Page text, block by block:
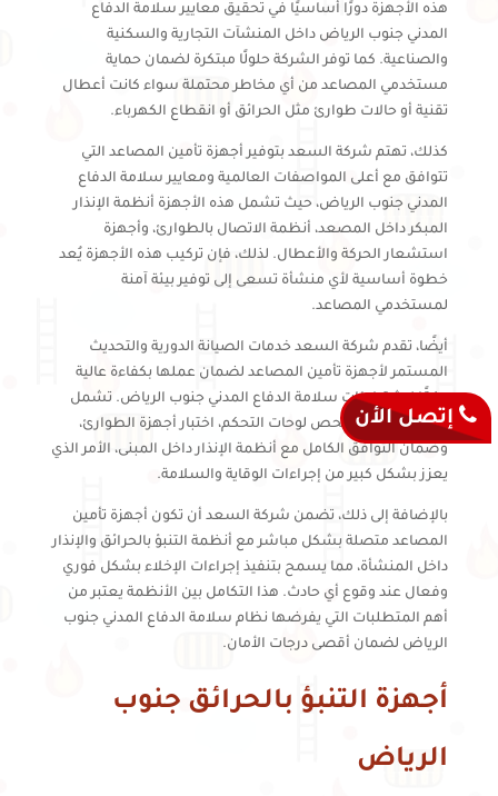
هذه الأجهزة دورًا أساسيًا في تحقيق معايير سلامة الدفاع
المدني جنوب الرياض داخل المنشآت التجارية والسكنية
والصناعية. كما توفر الشركة حلولًا مبتكرة لضمان حماية
مستخدمي المصاعد من أي مخاطر محتملة سواء كانت أعطال
تقنية أو حالات طوارئ مثل الحرائق أو انقطاع الكهرباء.
كذلك، تهتم شركة السعد بتوفير أجهزة تأمين المصاعد التي
تتوافق مع أعلى المواصفات العالمية ومعايير سلامة الدفاع
المدني جنوب الرياض، حيث تشمل هذه الأجهزة أنظمة الإنذار
المبكر داخل المصعد، أنظمة الاتصال بالطوارئ، وأجهزة
استشعار الحركة والأعطال. لذلك، فإن تركيب هذه الأجهزة يُعد
خطوة أساسية لأي منشأة تسعى إلى توفير بيئة آمنة
لمستخدمي المصاعد.
أيضًا، تقدم شركة السعد خدمات الصيانة الدورية والتحديث
المستمر لأجهزة تأمين المصاعد لضمان عملها بكفاءة عالية
وفقًا لاشتراطات سلامة الدفاع المدني جنوب الرياض. تشمل
خدمات الشركة فحص لوحات التحكم، اختبار أجهزة الطوارئ،
وضمان التوافق الكامل مع أنظمة الإنذار داخل المبنى، الأمر الذي
يعزز بشكل كبير من إجراءات الوقاية والسلامة.
بالإضافة إلى ذلك، تضمن شركة السعد أن تكون أجهزة تأمين
المصاعد متصلة بشكل مباشر مع أنظمة التنبؤ بالحرائق والإنذار
داخل المنشأة، مما يسمح بتنفيذ إجراءات الإخلاء بشكل فوري
وفعال عند وقوع أي حادث. هذا التكامل بين الأنظمة يعتبر من
أهم المتطلبات التي يفرضها نظام سلامة الدفاع المدني جنوب
الرياض لضمان أقصى درجات الأمان.
أجهزة التنبؤ بالحرائق جنوب
الرياض
إتصل الأن